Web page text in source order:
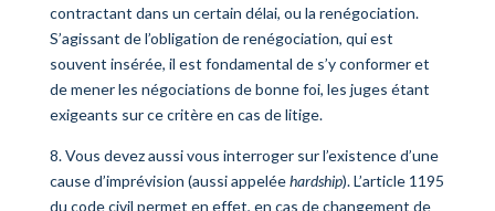
contractant dans un certain délai, ou la renégociation.
S’agissant de l’obligation de renégociation, qui est
souvent insérée, il est fondamental de s’y conformer et
de mener les négociations de bonne foi, les juges étant
exigeants sur ce critère en cas de litige.
8. Vous devez aussi vous interroger sur l’existence d’une
cause d’imprévision (aussi appeléehardship). L’article 1195
du code civil permet en effet, en cas de changement de